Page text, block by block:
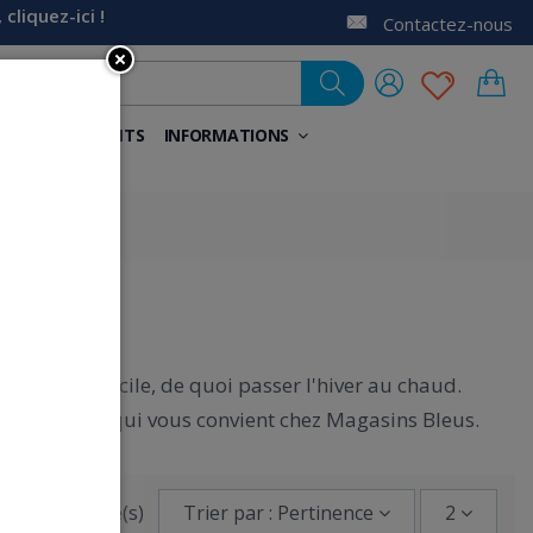
cliquez-ici ! Contactez-nous
AIDANTS INFORMATIONS
à domicile, de quoi passer l'hiver au chaud.
la veste qui vous convient chez Magasins Bleus.
2 de 2 article(s) Trier par : Pertinence 2